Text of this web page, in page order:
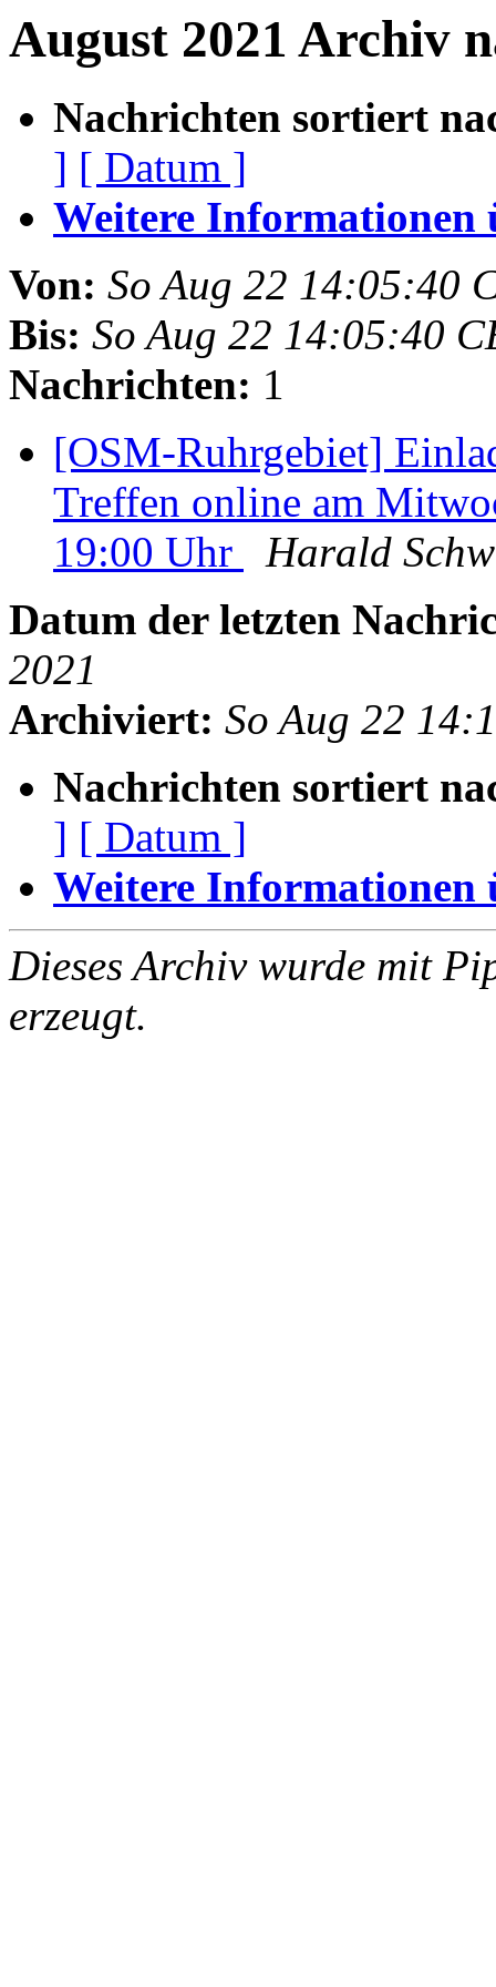
August 2021 Archiv
Nachrichten sortiert
] [ Datum ]
Weitere Informationen
Von: So Aug 22 14:05:40
Bis: So Aug 22 14:05:40
Nachrichten: 1
[OSM-Ruhrgebiet]
Treffen online am
19:00 Uhr
Harald
Datum der letzten
2021
Archiviert: So Aug 22
Nachrichten sortiert
] [ Datum ]
Weitere Informationen
Dieses Archiv wurde mit
erzeugt.